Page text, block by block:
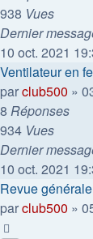
938 Vues
Dernier
10 oct. 2021
Ventilateur en
parclub500 »
8 Réponses
934 Vues
Dernier
10 oct. 2021
Revue
parclub500 »